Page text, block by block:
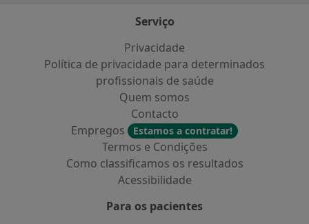
Serviço
Privacidade
Política de privacidade para determinados
profissionais de saúde
Quem somos
Contacto
Empregos
Estamos a contratar!
Termos e Condições
Como classificamos os resultados
Acessibilidade
Para os pacientes